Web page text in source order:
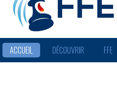
ACCUEIL DÉCOUVRIR FFE